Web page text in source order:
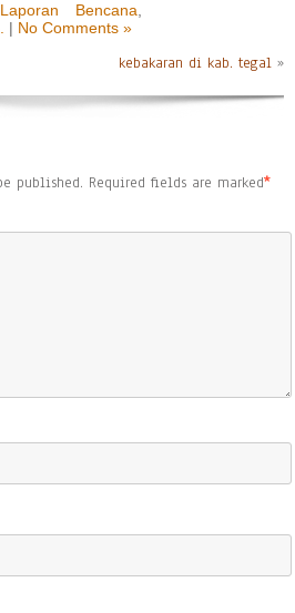
Laporan Bencana
| No Comments »
kebakaran di kab. tegal »
published. Required fields are marked*